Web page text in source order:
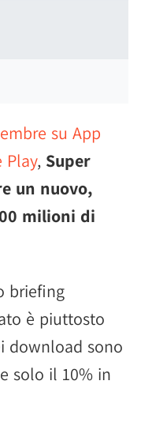
su App
Play, Super
un nuovo,
milioni di
briefing
è piuttosto
download sono
solo il 10% in